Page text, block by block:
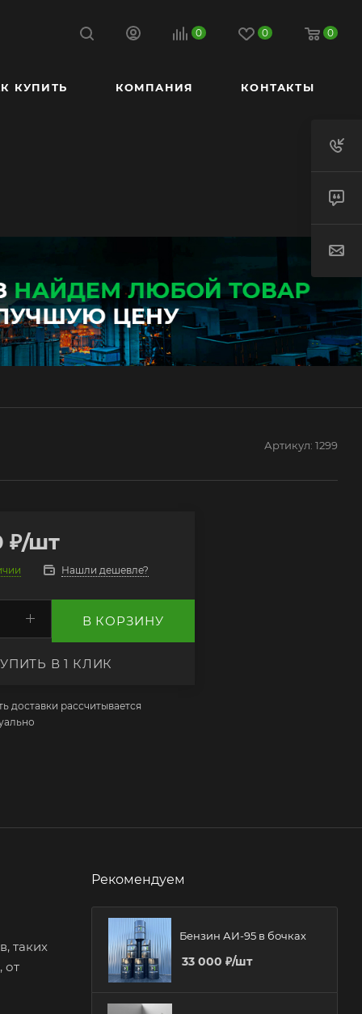
0 0 0
КУПИТЬ КОМПАНИЯ КОНТАКТЫ
Артикул: 1299
₽/шт
Нашли дешевле?
В КОРЗИНУ
В 1 КЛИК
доставки рассчитывается
таких
от
Рекомендуем
Бензин АИ-95 в бочках
33 000 ₽/шт